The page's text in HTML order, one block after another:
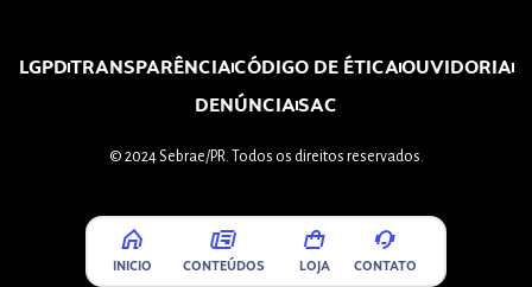
LGPDTRANSPARÊNCIACÓDIGO DE ÉTICAOUVIDORIA
DENÚNCIASAC
© 2024 Sebrae/PR. Todos os direitos reservados.
INICIO CONTEÚDOS LOJA CONTATO